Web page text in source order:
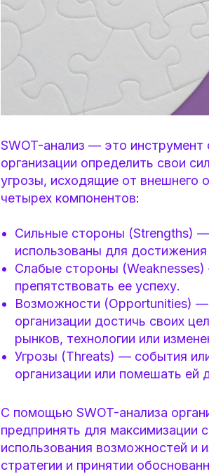
SWOT-анализ — это инструмент
организации определить свои
угрозы, исходящие от внешнего
четырех компонентов:
Сильные стороны (Strengths)
использованы для
Слабые стороны
препятствовать ее успеху.
Возможности (Opportunities)
организации достичь своих
рынков, технологии или
Угрозы (Threats) — события
организации или помешать ей
С помощью SWOT-анализа
предпринять для максимизации
использования возможностей и
стратегии и принятии